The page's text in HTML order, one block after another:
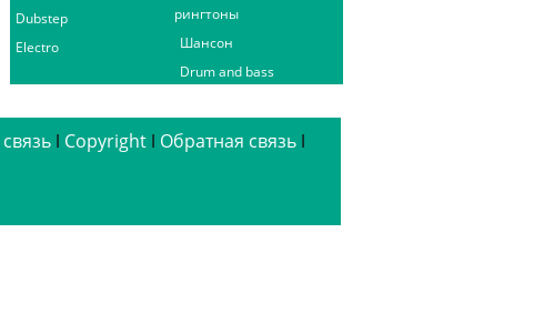
Dubstep
Electro
рингтоны
Шансон
Drum and bass
ǀ Copyright ǀ Обратная связь ǀ